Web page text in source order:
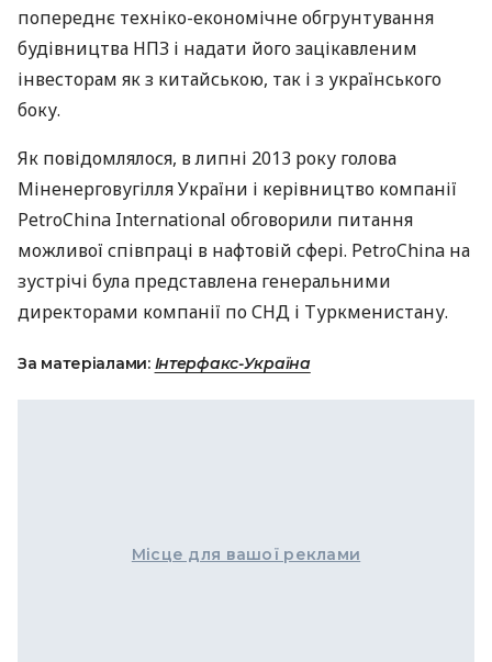
попереднє техніко-економічне обгрунтування
будівництва НПЗ і надати його зацікавленим
інвесторам як з китайською, так і з українського
боку.
Як повідомлялося, в липні 2013 року голова
Міненерговугілля України і керівництво компанії
PetroChina International обговорили питання
можливої ​​співпраці в нафтовій сфері. PetroChina на
зустрічі була представлена ​​генеральними
директорами компанії поСНД і Туркменистану.
За матеріалами: Інтерфакс-Україна
Місце для вашої реклами